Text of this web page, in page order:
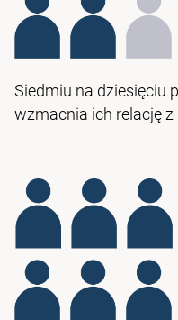
Siedmiu na dziesięciu
wzmacnia ich relację